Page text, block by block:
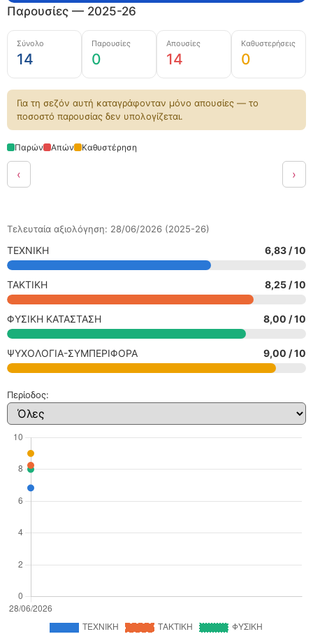
Παρουσίες — 2025-26
Σύνολο
14
Παρουσίες
0
Απουσίες
14
Καθυστερήσεις
0
Για τη σεζόν αυτή καταγράφονταν μόνο απουσίες — το
ποσοστό παρουσίας δεν υπολογίζεται.
Παρών Απών Καθυστέρηση
‹ ›
Τελευταία αξιολόγηση: 28/06/2026 (2025-26)
ΤΕΧΝΙΚΗ 6,83 / 10
ΤΑΚΤΙΚΗ 8,25 / 10
ΦΥΣΙΚΗ ΚΑΤΑΣΤΑΣΗ 8,00 / 10
ΨΥΧΟΛΟΓΙΑ-ΣΥΜΠΕΡΙΦΟΡΑ 9,00 / 10
Περίοδος: